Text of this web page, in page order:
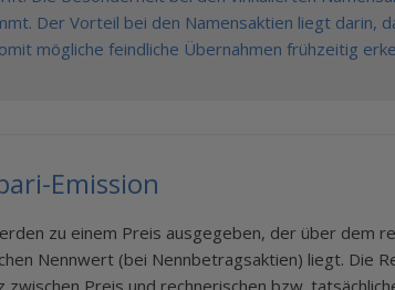
Der Vorteil bei den Namensaktien liegt darin,
mögliche feindliche Übernahmen frühzeitig
Emission
zu einem Preis ausgegeben, der über dem
Nennwert (bei Nennbetragsaktien) liegt. Die
zwischen Preis und rechnerischen bzw.